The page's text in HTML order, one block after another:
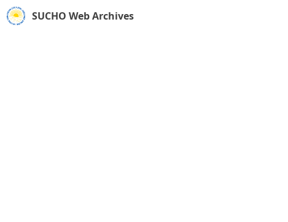
SUCHO Web Archives